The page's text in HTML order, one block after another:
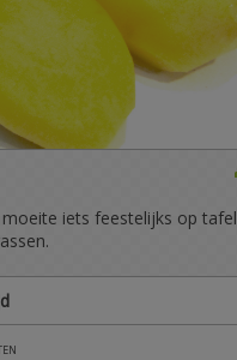
iets feestelijks op tafel